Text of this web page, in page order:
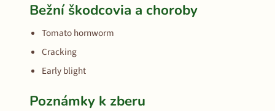
Bežní škodcovia a choroby
Tomato hornworm
Cracking
Early blight
Poznámky k zberu